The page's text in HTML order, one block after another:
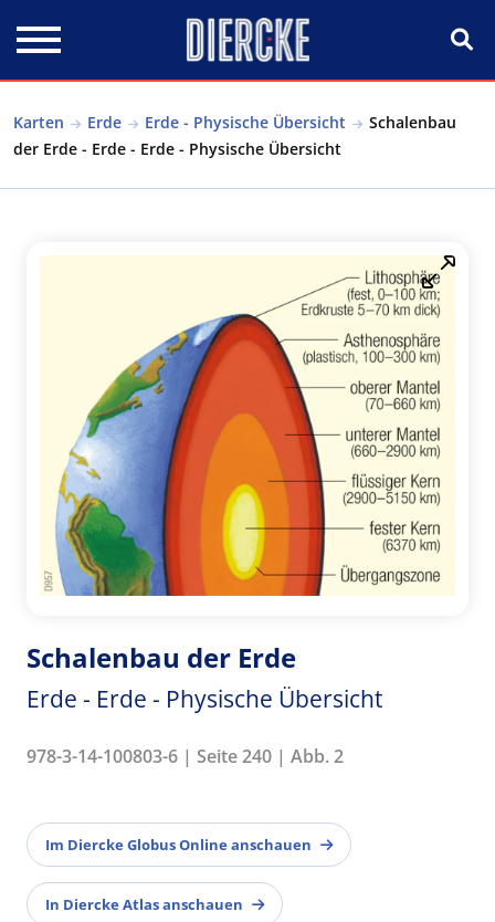
Karten Erde Erde - Physische Übersicht
Schalenbau
der Erde - Erde - Erde - Physische Übersicht
Schalenbau der Erde
Erde - Erde - Physische Übersicht
978-3-14-100803-6 | Seite 240 | Abb. 2
Im Diercke Globus Online anschauen
In Diercke Atlas anschauen